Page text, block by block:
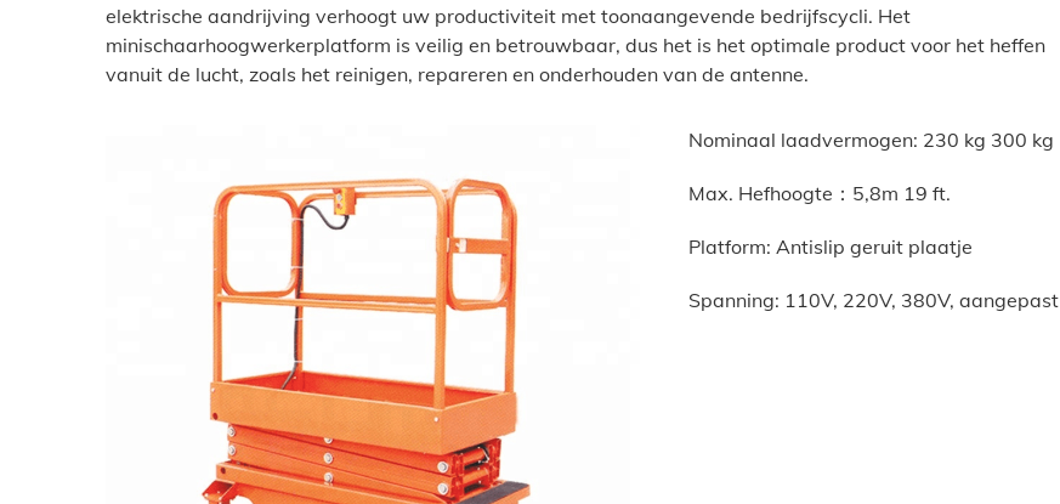
elektrische aandrijving verhoogt uw productiviteit met toonaangevende bedrijfscycli. Het
minischaarhoogwerkerplatform is veilig en betrouwbaar, dus het is het optimale product voor het heffen
vanuit de lucht, zoals het reinigen, repareren en onderhouden van de antenne.
Nominaal laadvermogen: 230 kg 300 kg
Max. Hefhoogte：5,8m 19 ft.
Platform: Antislip geruit plaatje
Spanning: 110V, 220V, 380V, aangepast